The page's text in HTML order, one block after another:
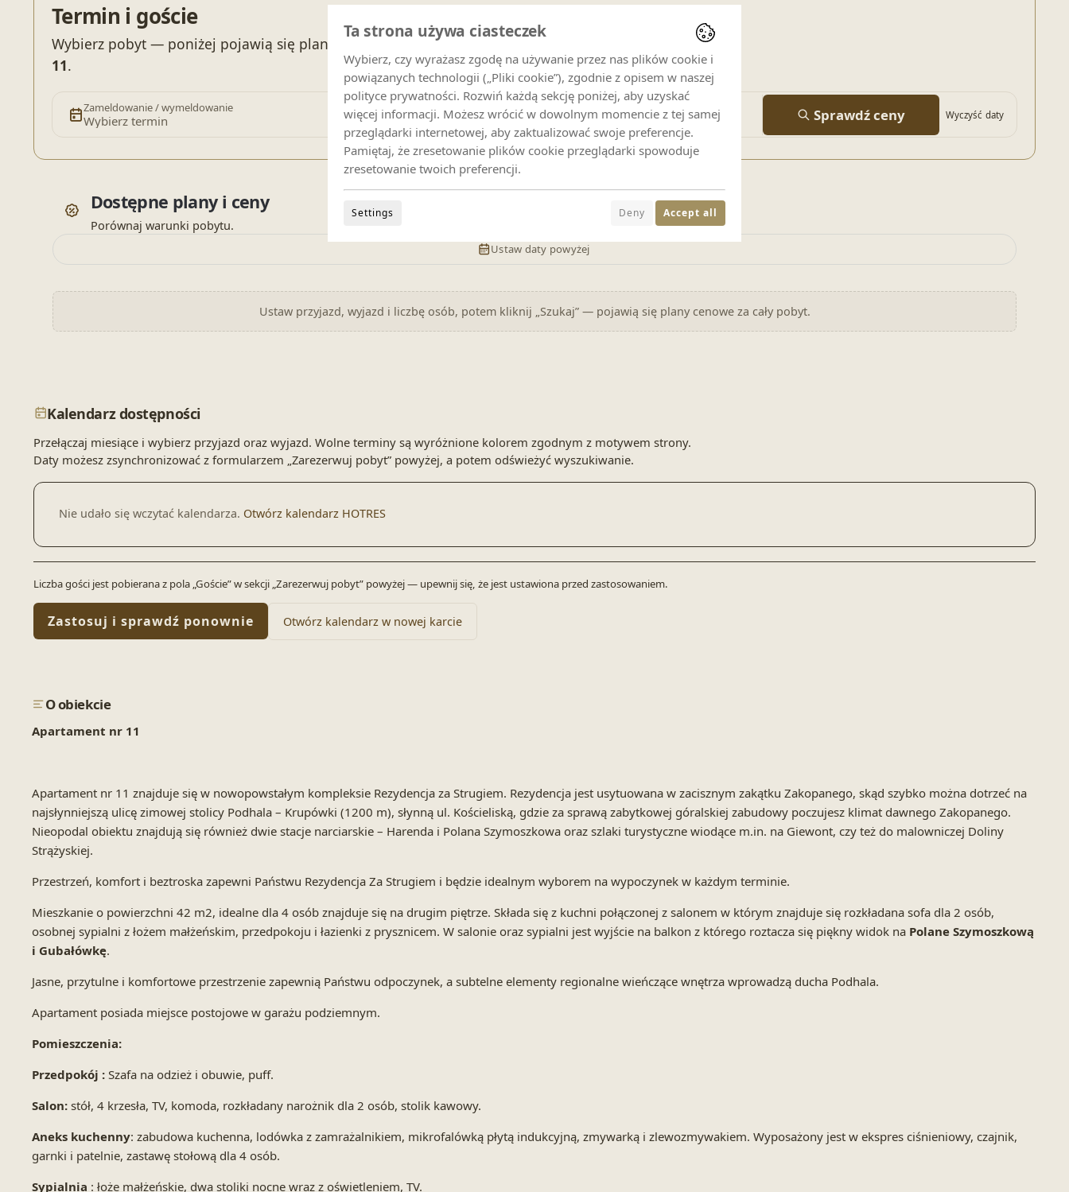
Termin i goście
Wybierz pobyt — poniżej pojawią się plany cenowe dla
Rezydencja Za Strugiem -Apartament nr
11.
Zameldowanie / wymeldowanie
Wybierz termin
Goście
4 gości Sprawdź ceny Wyczyść daty
Dostępne plany i ceny
Porównaj warunki pobytu.
Ustaw daty powyżej
Ustaw przyjazd, wyjazd i liczbę osób, potem kliknij „Szukaj” — pojawią się plany cenowe za cały pobyt.
Kalendarz dostępności
Przełączaj miesiące i wybierz przyjazd oraz wyjazd. Wolne terminy są wyróżnione kolorem zgodnym z motywem strony.
Daty możesz zsynchronizować z formularzem „Zarezerwuj pobyt” powyżej, a potem odświeżyć wyszukiwanie.
Nie udało się wczytać kalendarza. Otwórz kalendarz HOTRES
Liczba gości jest pobierana z pola „Goście” w sekcji „Zarezerwuj pobyt” powyżej — upewnij się, że jest ustawiona przed zastosowaniem.
Zastosuj i sprawdź ponownie Otwórz kalendarz w nowej karcie
O obiekcie
Apartament nr 11
Apartament nr 11 znajduje się w nowopowstałym kompleksie Rezydencja za Strugiem. Rezydencja jest usytuowana w zacisznym zakątku Zakopanego, skąd szybko można dotrzeć na
najsłynniejszą ulicę zimowej stolicy Podhala – Krupówki (1200 m), słynną ul. Kościeliską, gdzie za sprawą zabytkowej góralskiej zabudowy poczujesz klimat dawnego Zakopanego.
Nieopodal obiektu znajdują się również dwie stacje narciarskie – Harenda i Polana Szymoszkowa oraz szlaki turystyczne wiodące m.in. na Giewont, czy też do malowniczej Doliny
Strążyskiej.
Przestrzeń, komfort i beztroska zapewni Państwu Rezydencja Za Strugiem i będzie idealnym wyborem na wypoczynek w każdym terminie.
Mieszkanie o powierzchni 42 m2, idealne dla 4 osób znajduje się na drugim piętrze. Składa się z kuchni połączonej z salonem w którym znajduje się rozkładana sofa dla 2 osób,
osobnej sypialni z łożem małżeńskim, przedpokoju i łazienki z prysznicem. W salonie oraz sypialni jest wyjście na balkon z którego roztacza się piękny widok na Polane Szymoszkową
i Gubałówkę.
Jasne, przytulne i komfortowe przestrzenie zapewnią Państwu odpoczynek, a subtelne elementy regionalne wieńczące wnętrza wprowadzą ducha Podhala.
Apartament posiada miejsce postojowe w garażu podziemnym.
Pomieszczenia:
Przedpokój : Szafa na odzież i obuwie, puff.
Salon: stół, 4 krzesła, TV, komoda, rozkładany narożnik dla 2 osób, stolik kawowy.
Aneks kuchenny: zabudowa kuchenna, lodówka z zamrażalnikiem, mikrofalówką płytą indukcyjną, zmywarką i zlewozmywakiem. Wyposażony jest w ekspres ciśnieniowy, czajnik,
garnki i patelnie, zastawę stołową dla 4 osób.
Sypialnia : łoże małżeńskie, dwa stoliki nocne wraz z oświetleniem, TV.
Ta strona używa ciasteczek
Wybierz, czy wyrażasz zgodę na używanie przez nas plików cookie i
powiązanych technologii („Pliki cookie”), zgodnie z opisem w naszej
polityce prywatności. Rozwiń każdą sekcję poniżej, aby uzyskać
więcej informacji. Możesz wrócić w dowolnym momencie z tej samej
przeglądarki internetowej, aby zaktualizować swoje preferencje.
Pamiętaj, że zresetowanie plików cookie przeglądarki spowoduje
zresetowanie twoich preferencji.
Settings Deny Accept all